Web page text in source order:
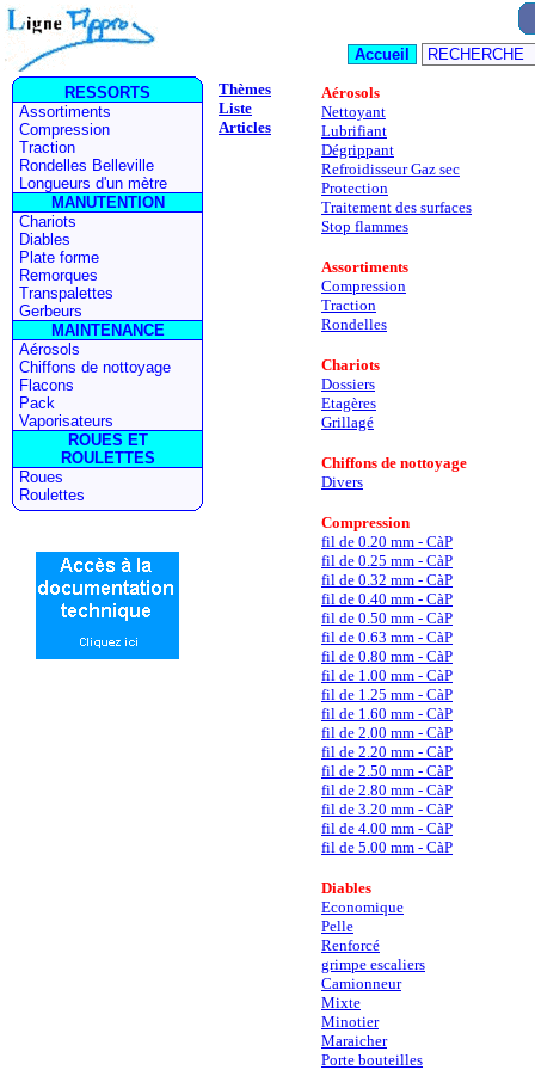
Thèmes
Liste
Articles
Aérosols
Nettoyant
Lubrifiant
Dégrippant
Refroidisseur Gaz sec
Protection
Traitement des surfaces
Stop flammes
Assortiments
Compression
Traction
Rondelles
Chariots
Dossiers
Etagères
Grillagé
Chiffons de nottoyage
Divers
Compression
fil de 0.20 mm - CàP
fil de 0.25 mm - CàP
fil de 0.32 mm - CàP
fil de 0.40 mm - CàP
fil de 0.50 mm - CàP
fil de 0.63 mm - CàP
fil de 0.80 mm - CàP
fil de 1.00 mm - CàP
fil de 1.25 mm - CàP
fil de 1.60 mm - CàP
fil de 2.00 mm - CàP
fil de 2.20 mm - CàP
fil de 2.50 mm - CàP
fil de 2.80 mm - CàP
fil de 3.20 mm - CàP
fil de 4.00 mm - CàP
fil de 5.00 mm - CàP
Diables
Economique
Pelle
Renforcé
grimpe escaliers
Camionneur
Mixte
Minotier
Maraicher
Porte bouteilles